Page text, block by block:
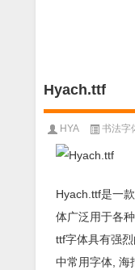
Hyach.ttf
HYA 书法字
Hyach.ttf是一
体广泛用于各
ttf字体具有强
中常用字体, 海